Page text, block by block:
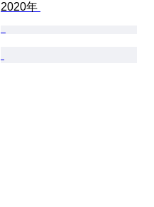
2020年